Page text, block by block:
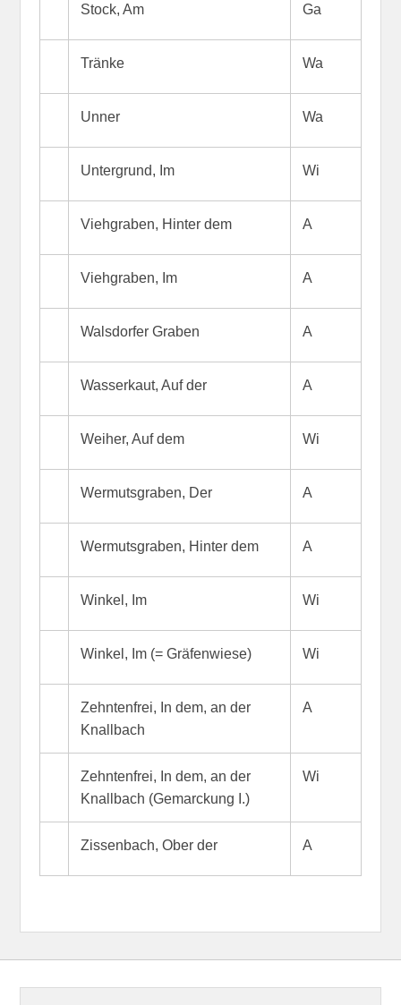
Stock, Am Ga
Tränke Wa
Unner Wa
Untergrund, Im Wi
Viehgraben, Hinter dem A
Viehgraben, Im A
Walsdorfer Graben A
Wasserkaut, Auf der A
Weiher, Auf dem Wi
Wermutsgraben, Der A
Wermutsgraben, Hinter dem A
Winkel, Im Wi
Winkel, Im (= Gräfenwiese) Wi
Zehntenfrei, In dem, an der
Knallbach
A
Zehntenfrei, In dem, an der
Knallbach (Gemarckung I.)
Wi
Zissenbach, Ober der A